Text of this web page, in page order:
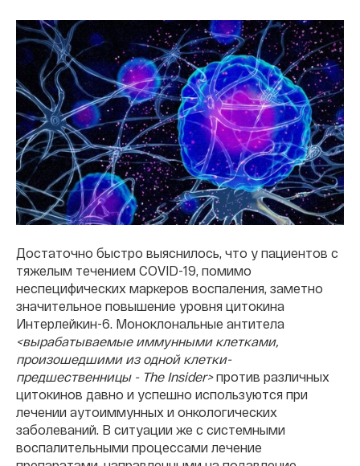
Достаточно быстро выяснилось, что у пациентов с
тяжелым течением COVID-19, помимо
неспецифических маркеров воспаления, заметно
значительное повышение уровня цитокина
Интерлейкин-6. Моноклональные антитела
<вырабатываемые иммунными клетками,
произошедшими из одной клетки-
предшественницы - The Insider>против различных
цитокинов давно и успешно используются при
лечении аутоиммунных и онкологических
заболеваний. В ситуации же с системными
воспалительными процессами лечение